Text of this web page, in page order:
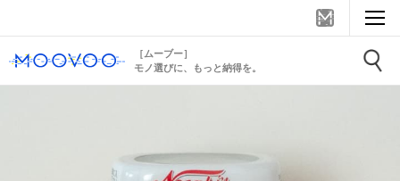
［ムーブー］
モノ選びに、もっと納得を。